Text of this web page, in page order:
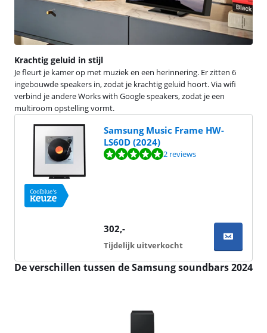
Krachtig geluid in stijl
Je fleurt je kamer op met muziek en een herinnering. Er zitten 6
ingebouwde speakers in, zodat je krachtig geluid hoort. Via wifi
verbind je andere Works with Google speakers, zodat je een
multiroom opstelling vormt.
Samsung Music Frame HW-
LS60D (2024)
Beoordeling is 10 van de 10, gebaseerd op 2 reviews.
2 reviews
302,-
Tijdelijk uitverkocht
De verschillen tussen de Samsung soundbars 2024